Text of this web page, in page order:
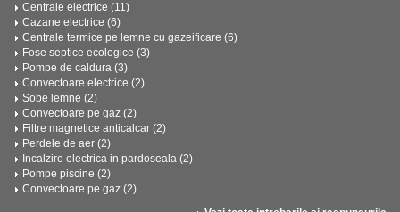
Centrale electrice (11)
Cazane electrice (6)
Centrale termice pe lemne cu gazeificare (6)
Fose septice ecologice (3)
Pompe de caldura (3)
Convectoare electrice (2)
Sobe lemne (2)
Convectoare pe gaz (2)
Filtre magnetice anticalcar (2)
Perdele de aer (2)
Incalzire electrica in pardoseala (2)
Pompe piscine (2)
Convectoare pe gaz (2)